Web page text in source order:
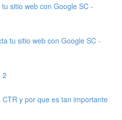
sitio web con Google SC -
tu sitio web con Google SC -
2
y por que es tan importante